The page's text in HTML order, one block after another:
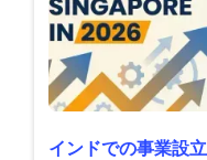
インドでの事業設立